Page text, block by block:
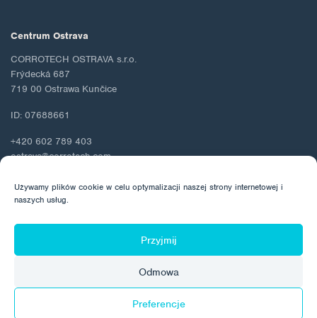
Używamy plików cookie w celu optymalizacji naszej strony internetowej i
naszych usług.
Przyjmij
Odmowa
Preferencje
Centrum Ostrava
CORROTECH OSTRAVA s.r.o.
Frýdecká 687
719 00 Ostrawa Kunčice
ID: 07688661
+420 602 789 403
ostrava@corrotech.com
© 2026 Corrotech
Polityka dotycząca plików cookie